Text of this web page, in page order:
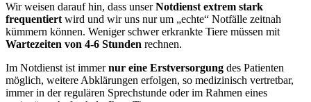
Wir weisen darauf hin, dass unserNotdienst extrem stark
frequentiert wird und wir uns nur um „echte“ Notfälle zeitnah
kümmern können. Weniger schwer erkrankte Tiere müssen mit
Wartezeiten von 4-6 Stunden rechnen.
Im Notdienst ist immernur eine Erstversorgung des Patienten
möglich, weitere Abklärungen erfolgen, so medizinisch vertretbar,
immer in der regulären Sprechstunde oder im Rahmen eines